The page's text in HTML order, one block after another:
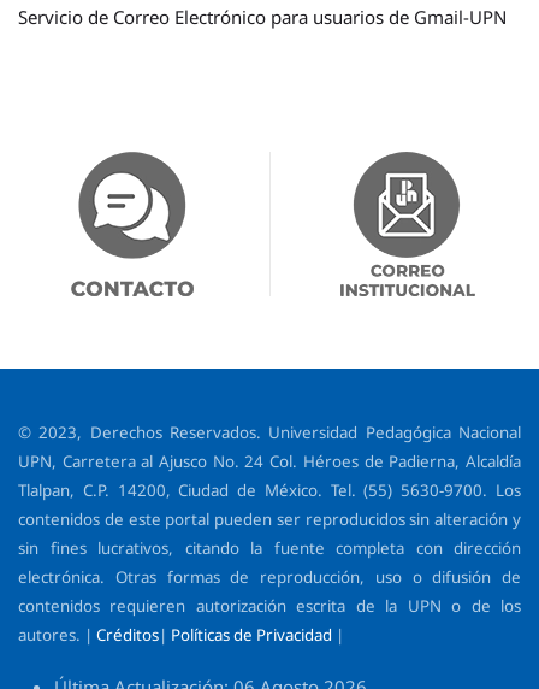
Servicio de Correo Electrónico para usuarios de Gmail-UPN
© 2023, Derechos Reservados. Universidad Pedagógica Nacional
UPN, Carretera al Ajusco No. 24 Col. Héroes de Padierna, Alcaldía
Tlalpan, C.P. 14200, Ciudad de México. Tel. (55) 5630-9700. Los
contenidos de este portal pueden ser reproducidos sin alteración y
sin fines lucrativos, citando la fuente completa con dirección
electrónica. Otras formas de reproducción, uso o difusión de
contenidos requieren autorización escrita de la UPN o de los
autores. | Créditos| Políticas de Privacidad |